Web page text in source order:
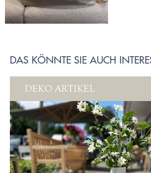
DAS KÖNNTE SIE AUCH
DEKO ARTIKEL